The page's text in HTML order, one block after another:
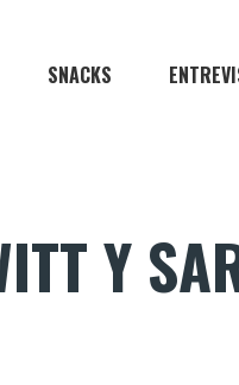
SNACKS
Y